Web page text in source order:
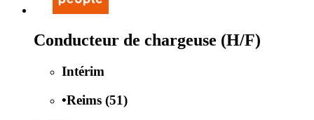
Conducteur de chargeuse (H/F)
Intérim
•Reims (51)